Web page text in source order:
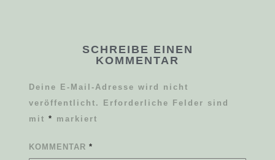
SCHREIBE EINEN
KOMMENTAR
Deine E-Mail-Adresse wird nicht
veröffentlicht.
Erforderliche Felder sind
mit* markiert
KOMMENTAR*